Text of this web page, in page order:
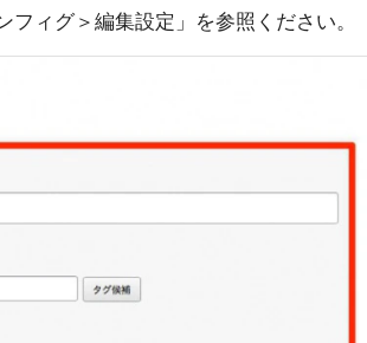
ィグ＞編集設定」を参照ください。